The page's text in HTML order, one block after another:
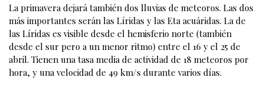
La primavera dejará también dos lluvias de meteoros. Las dos
más importantes serán las Líridas y las Eta acuáridas. La de
las Líridas es visible desde el hemisferio norte (también
desde el sur pero a un menor ritmo) entre el 16 y el 25 de
abril. Tienen una tasa media de actividad de 18 meteoros por
hora, y una velocidad de 49 km/s durante varios días.